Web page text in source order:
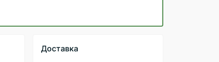
Доставка